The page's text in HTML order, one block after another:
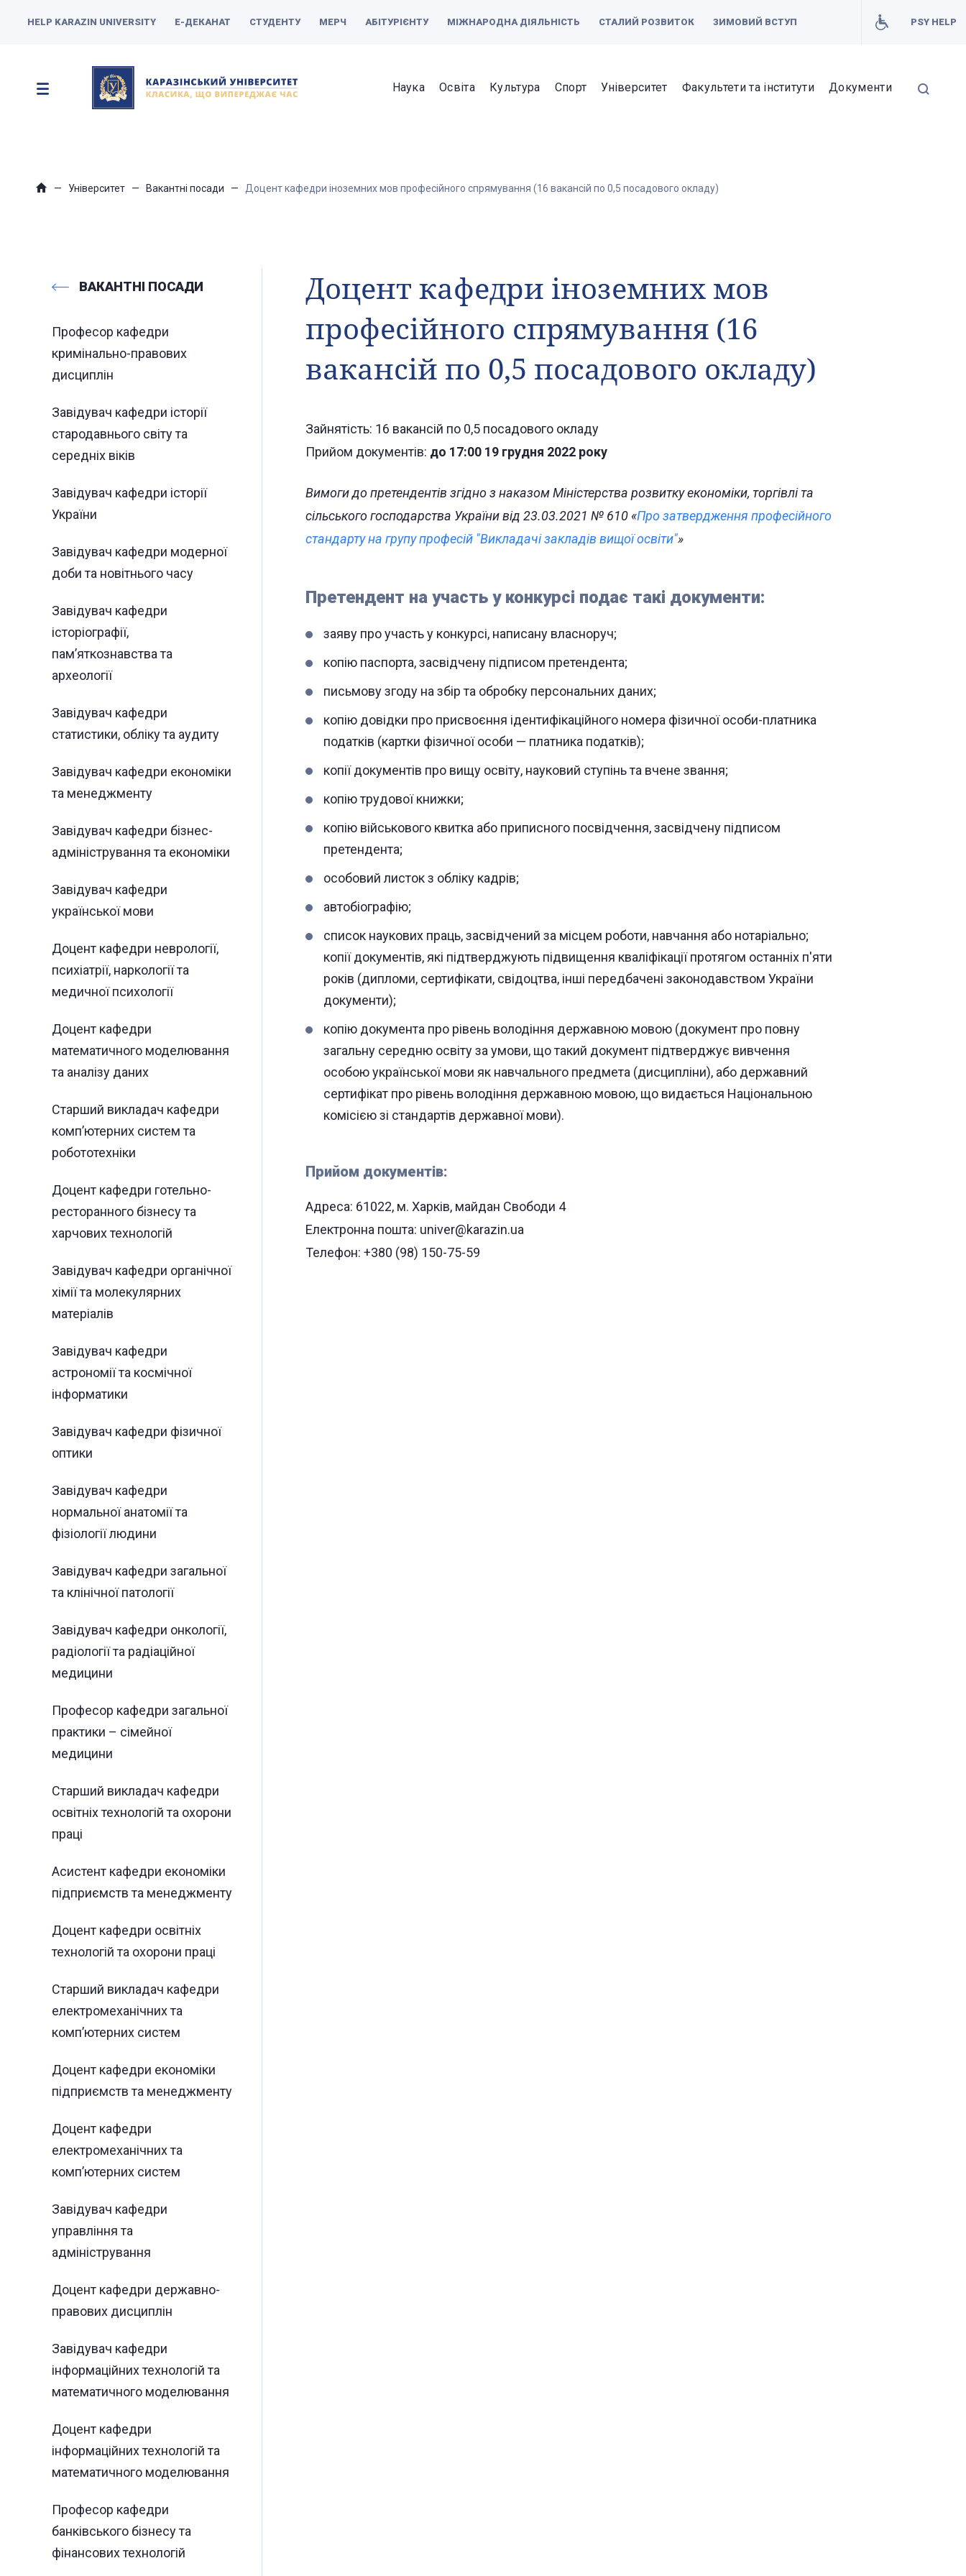
HELP KARAZIN UNIVERSITY Е-ДЕКАНАТ СТУДЕНТУ МЕРЧ АБІТУРІЄНТУ МІЖНАРОДНА ДІЯЛЬНІСТЬ СТАЛИЙ РОЗВИТОК ЗИМОВИЙ ВСТУП PSY HELP
Наука Освіта Культура Спорт Університет Факультети та інститути Документи
Університет Вакантні посади Доцент кафедри іноземних мов професійного спрямування (16 вакансій по 0,5 посадового окладу)
ВАКАНТНІ ПОСАДИ
Професор кафедри
кримінально-правових
дисциплін
Завідувач кафедри історії
стародавнього світу та
середніх віків
Завідувач кафедри історії
України
Завідувач кафедри модерної
доби та новітнього часу
Завідувач кафедри
історіографії,
пам’яткознавства та
археології
Завідувач кафедри
статистики, обліку та аудиту
Завідувач кафедри економіки
та менеджменту
Завідувач кафедри бізнес-
адміністрування та економіки
Завідувач кафедри
української мови
Доцент кафедри неврології,
психіатрії, наркології та
медичної психології
Доцент кафедри
математичного моделювання
та аналізу даних
Старший викладач кафедри
комп’ютерних систем та
робототехніки
Доцент кафедри готельно-
ресторанного бізнесу та
харчових технологій
Завідувач кафедри органічної
хімії та молекулярних
матеріалів
Завідувач кафедри
астрономії та космічної
інформатики
Завідувач кафедри фізичної
оптики
Завідувач кафедри
нормальної анатомії та
фізіології людини
Завідувач кафедри загальної
та клінічної патології
Завідувач кафедри онкології,
радіології та радіаційної
медицини
Професор кафедри загальної
практики – сімейної
медицини
Старший викладач кафедри
освітніх технологій та охорони
праці
Асистент кафедри економіки
підприємств та менеджменту
Доцент кафедри освітніх
технологій та охорони праці
Старший викладач кафедри
електромеханічних та
комп’ютерних систем
Доцент кафедри економіки
підприємств та менеджменту
Доцент кафедри
електромеханічних та
комп’ютерних систем
Завідувач кафедри
управління та
адміністрування
Доцент кафедри державно-
правових дисциплін
Завідувач кафедри
інформаційних технологій та
математичного моделювання
Доцент кафедри
інформаційних технологій та
математичного моделювання
Професор кафедри
банківського бізнесу та
фінансових технологій
Доцент кафедри іноземних мов
професійного спрямування (16
вакансій по 0,5 посадового окладу)
Зайнятість: 16 вакансій по 0,5 посадового окладу
Прийом документів: до 17:00 19 грудня 2022 року
Вимоги до претендентів згідно з наказом Міністерства розвитку економіки, торгівлі та
сільського господарства України від 23.03.2021 № 610 «Про затвердження професійного
стандарту на групу професій "Викладачі закладів вищої освіти"»
Претендент на участь у конкурсі подає такі документи:
заяву про участь у конкурсі, написану власноруч;
копію паспорта, засвідчену підписом претендента;
письмову згоду на збір та обробку персональних даних;
копію довідки про присвоєння ідентифікаційного номера фізичної особи-платника
податків (картки фізичної особи — платника податків);
копії документів про вищу освіту, науковий ступінь та вчене звання;
копію трудової книжки;
копію військового квитка або приписного посвідчення, засвідчену підписом
претендента;
особовий листок з обліку кадрів;
автобіографію;
список наукових праць, засвідчений за місцем роботи, навчання або нотаріально;
копії документів, які підтверджують підвищення кваліфікації протягом останніх п'яти
років (дипломи, сертифікати, свідоцтва, інші передбачені законодавством України
документи);
копію документа про рівень володіння державною мовою (документ про повну
загальну середню освіту за умови, що такий документ підтверджує вивчення
особою української мови як навчального предмета (дисципліни), або державний
сертифікат про рівень володіння державною мовою, що видається Національною
комісією зі стандартів державної мови).
Прийом документів:
Адреса: 61022, м. Харків, майдан Свободи 4
Електронна пошта: univer@karazin.ua
Телефон: +380 (98) 150-75-59